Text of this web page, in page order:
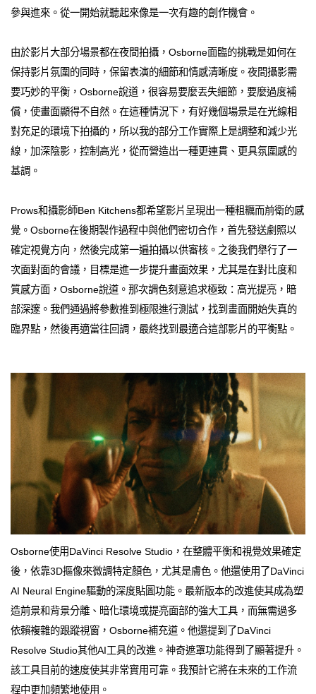
參與進來。從一開始就聽起來像是一次有趣的創作機會。
由於影片大部分場景都在夜間拍攝，Osborne面臨的挑戰是如何在
保持影片氛圍的同時，保留表演的細節和情感清晰度。夜間攝影需
要巧妙的平衡，Osborne說道，很容易要麼丟失細節，要麼過度補
償，使畫面顯得不自然。在這種情況下，有好幾個場景是在光線相
對充足的環境下拍攝的，所以我的部分工作實際上是調整和減少光
線，加深陰影，控制高光，從而營造出一種更連貫、更具氛圍感的
基調。
Prows和攝影師Ben Kitchens都希望影片呈現出一種粗糲而前衛的感
覺。Osborne在後期製作過程中與他們密切合作，首先發送劇照以
確定視覺方向，然後完成第一遍拍攝以供審核。之後我們舉行了一
次面對面的會議，目標是進一步提升畫面效果，尤其是在對比度和
質感方面，Osborne說道。那次調色刻意追求極致：高光提亮，暗
部深邃。我們通過將參數推到極限進行測試，找到畫面開始失真的
臨界點，然後再適當往回調，最終找到最適合這部影片的平衡點。
Osborne使用DaVinci Resolve Studio，在整體平衡和視覺效果確定
後，依靠3D摳像來微調特定顏色，尤其是膚色。他還使用了DaVinci
AI Neural Engine驅動的深度貼圖功能。最新版本的改進使其成為塑
造前景和背景分離、暗化環境或提亮面部的強大工具，而無需過多
依賴複雜的跟蹤視窗，Osborne補充道。他還提到了DaVinci
Resolve Studio其他AI工具的改進。神奇遮罩功能得到了顯著提升。
該工具目前的速度使其非常實用可靠。我預計它將在未來的工作流
程中更加頻繁地使用。